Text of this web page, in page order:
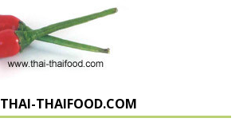
THAI-THAIFOOD.COM